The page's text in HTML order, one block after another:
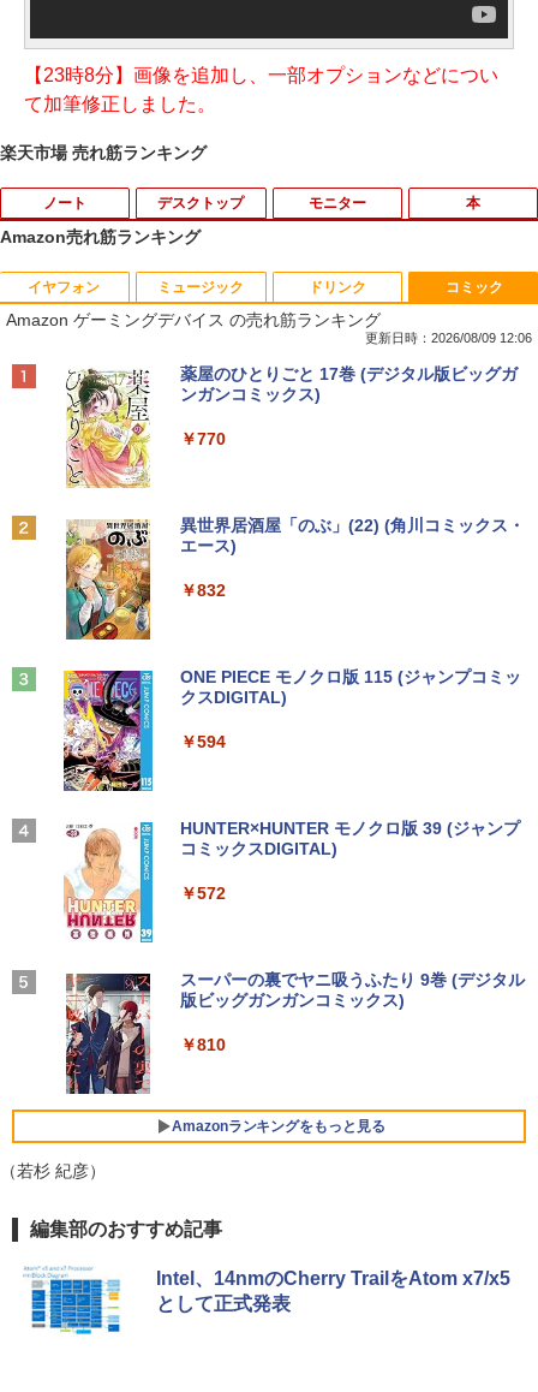
【23時8分】画像を追加し、一部オプションなどについ
て加筆修正しました。
楽天市場 売れ筋ランキング
ノート
1
【★最大100%ポイント】【大特価!訳あ
り!】富士通 LIFEBOOK A576/第6世代 C
ore i3/メモリ:4GB/SSD:128GB/15.6型液
晶/USB 3.0/VGA/HDMI/DVD/Office/中古
パソコン ノートパソコン Windows11 W
indows10
￥8,999
【マラソンP5倍/10%オフクーポン】中古
ノートパソコン Windows11 Pro Office
世代 Core i5 メモリ8GB 高速SSD256GB
￥9,800
GHz | MEM:8GB | HDD:500GB | DVDマ
ルチ | 無線LAN:あり | テンキー | Win11P
【期間限定 ポイント10倍】Lenovo Idea
着脱式キーボード（intel 第九世代Celero
y Audio）【整備済み中古品】
in11搭載 パソコンノートパソコンoffice
付き 初心者向けノートPC 初期設定済 1
5.6型 インテル高速CPU ランダムで発送
デスクトップ モニター
1
富士通 Fujitsu 液晶モニター VL-17CST
17インチ スクエア ホワイト LCD LEDバ
ックライト SXGA 1280×1024 TNパネル
非光沢 ノングレア DVI VESA準拠 ディス
プレイ 【中古】
2
【超特価】厳選大手メーカー 液晶モニタ
ー シークレット 19インチワイド ノング
レア VGA DELL NEC 等 液晶ディスプレ
モバイルモニター 15.6インチ InnoView
FHD ポータブルモニター IPS液晶パネル
類】タッチ/ケース付き/4Kタイプ
21.5型〜27型ワイド 【HDMI対応 / FULL
HD解像度】 大手メーカー液晶 (Dell/HP/
witch PS4 PS5対応 【整備済み中古品】
5
ター サブモニター ゲーミングモニター
ートワーク IPS mini pc ミニPC 多デバ
イス対応 ブラック
本
1
ちいかわ なんか小さくてかわいいやつ
（1） （ワイドKC） [ ナガノ ]
￥1,100
￥4,345
￥594
（2） （ワイドKC） [ ナガノ ]
バムとケロのデイブック Bam and Ker
o Day Book [ 島田ゆか ]
￥4,950
Amazon売れ筋ランキング
イヤフォン
Anker Soundcore P40i オフホワイト
Anker Soundcore P31i ブラック
Anker Soundcore Liberty 5 ミッドナイトブ
ラック
￥14,990
【2026年アップグレード版】AOKIMI ワイヤ
レスイヤホン bluetooth イヤホン V12 小型
るーとゅーす コードレス ENCノイズキャン
￥1,964
リング ANC 36時間再生
￥3,480
ミュージック
BRUCE WAYNE feat. Flo Milli, ATL Jacob
[Explicit]
￥250
BRUCE WAYNE feat. Flo Milli, ATL Jacob
[Explicit]
￥250
見知らぬ糸
On My Road (Stadium ver.)
On My Road (Stadium ver.)
ドリンク
【Amazon.co.jp限定】 い・ろ・は・す 2L P
ET ラベルレス ×8本
￥1,112
by Amazon 天然水 ラベルレス 500ml ×24本
富士山の天然水 バナジウム含有 水 ミネラル
ットル (Smart Basic)
by Amazon 天然水ラベルレス 2L×9本
￥1,117
by Amazon 炭酸水 ラベルレス 500ml ×24本
art Basic)
コカ・コーラ やかんの麦茶 from 爽健美茶 ラ
コミック
Amazon ゲーミングデバイス の売れ筋ランキング
更新日時：2026/08/09 12:06
薬屋のひとりごと 17巻 (デジタル版ビッグガ
ンガンコミックス)
￥770
異世界居酒屋「のぶ」(22) (角川コミックス・
エース)
￥832
ONE PIECE モノクロ版 115 (ジャンプコミッ
クスDIGITAL)
￥594
HUNTER×HUNTER モノクロ版 39 (ジャンプ
コミックスDIGITAL)
￥572
スーパーの裏でヤニ吸うふたり 9巻 (デジタル
版ビッグガンガンコミックス)
￥810
Amazonランキングをもっと見る
（若杉 紀彦）
編集部のおすすめ記事
Intel、14nmのCherry TrailをAtom x7/x5
として正式発表